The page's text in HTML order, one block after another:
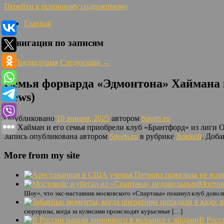
Перейти к основному содержимому
Главная
Навигация по записям
←Предыдущая Следующая →
Семья форварда «Эдмонтона»
News)
Опубликовано 10 января, 2025 автором Sports.ru
Зак Хайман и его семья приобрели клуб «Брантфорд» из
Запись опубликована автором Sports.ru в рубрике Хоккей.
More from my site
Шоу», что экс-наставник московского «Спартака» покинул клуб
сюрпризы, когда за кулисами происходят курьезные […]
В